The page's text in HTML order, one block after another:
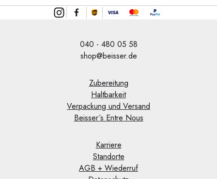
040 - 480 05 58
shop@beisser.de
Zubereitung
Haltbarkeit
Verpackung und Versand
Beisser´s Entre Nous
Karriere
Standorte
AGB + Wiederruf